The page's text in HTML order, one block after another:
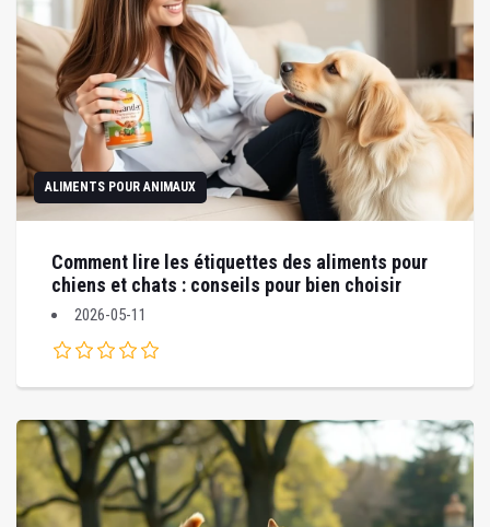
ALIMENTS POUR ANIMAUX
Comment lire les étiquettes des aliments pour
chiens et chats : conseils pour bien choisir
2026-05-11